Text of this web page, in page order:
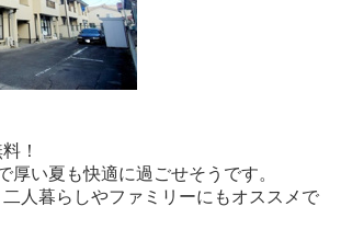
！
厚い夏も快適に過ごせそうです。
人暮らしやファミリーにもオススメで